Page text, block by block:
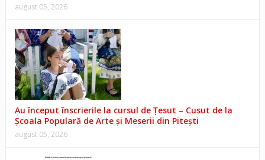
august 05, 2026
Au început înscrierile la cursul de Țesut – Cusut de la
Școala Populară de Arte și Meserii din Pitești
august 05, 2026